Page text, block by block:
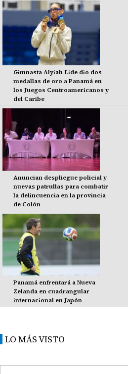
Gimnasta Alyiah Lide dio dos
medallas de oro a Panamá en
los Juegos Centroamericanos y
del Caribe
Anuncian despliegue policial y
nuevas patrullas para combatir
la delincuencia en la provincia
de Colón
Panamá enfrentará a Nueva
Zelanda en cuadrangular
internacional en Japón
LO MÁS VISTO